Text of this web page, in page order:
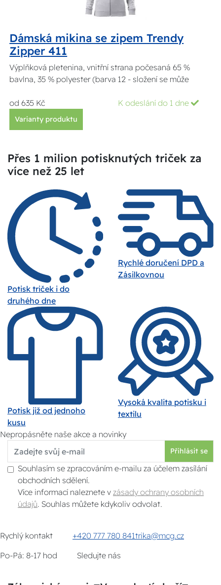
Dámská mikina se zipem Trendy
Zipper 411
Výplňková pletenina, vnitřní strana počesaná 65 %
bavlna, 35 % polyester (barva 12 - složení se může
od 635 Kč K odeslání do 1 dne
Varianty produktu
Přes 1 milion potisknutých triček za
více než 25 let
Potisk triček i do
druhého dne
Rychlé doručení DPD a
Zásilkovnou
Potisk již od jednoho
kusu
Vysoká kvalita potisku i
textilu
Nepropásněte naše akce a novinky
Přihlásit se
Souhlasím se zpracováním e-mailu za účelem zasílání
obchodních sdělení.
Více informací naleznete v zásady ochrany osobních
údajů . Souhlas můžete kdykoliv odvolat.
Rychlý kontakt +420 777 780 841trika@mcg.cz
Po-Pá: 8-17 hod
Sledujte nás